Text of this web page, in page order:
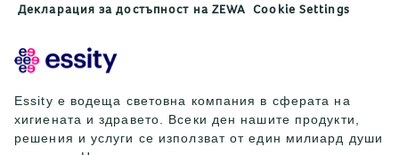
Декларация за достъпност на ZEWA Cookie Settings
Essity е водеща световна компания в сферата на
хигиената и здравето. Всеки ден нашите продукти,
решения и услуги се използват от един милиард души